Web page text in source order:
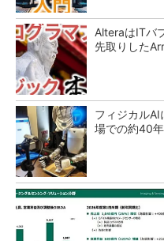
AlteraはITバ
先取りした
フィジカル
場での約40